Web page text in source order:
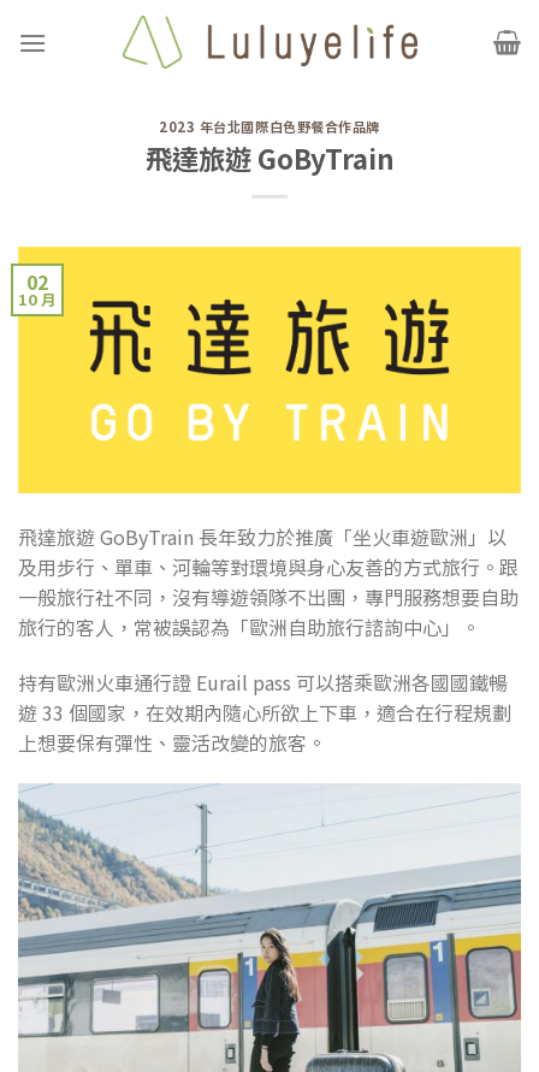
2023 年台北國際白色野餐合作品牌
飛達旅遊 GoByTrain
02
10 月
飛達旅遊 GoByTrain 長年致力於推廣「坐火車遊歐洲」以
及用步行、單車、河輪等對環境與身心友善的方式旅行。跟
一般旅行社不同，沒有導遊領隊不出團，專門服務想要自助
旅行的客人，常被誤認為「歐洲自助旅行諮詢中心」。
持有歐洲火車通行證 Eurail pass 可以搭乘歐洲各國國鐵暢
遊 33 個國家，在效期內隨心所欲上下車，適合在行程規劃
上想要保有彈性、靈活改變的旅客。